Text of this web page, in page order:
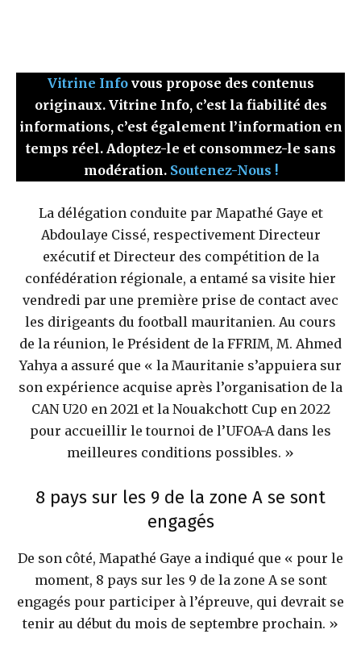
Vitrine Infovous propose des contenus
originaux. Vitrine Info, c’est la fiabilité des
informations, c’est également l’information en
temps réel. Adoptez-le et consommez-le sans
modération. Soutenez-Nous !
La délégation conduite par Mapathé Gaye et
Abdoulaye Cissé, respectivement Directeur
exécutif et Directeur des compétition de la
confédération régionale, a entamé sa visite hier
vendredi par une première prise de contact avec
les dirigeants du football mauritanien. Au cours
de la réunion, le Président de la FFRIM, M. Ahmed
Yahya a assuré que « la Mauritanie s’appuiera sur
son expérience acquise après l’organisation de la
CAN U20 en 2021 et la Nouakchott Cup en 2022
pour accueillir le tournoi de l’UFOA-A dans les
meilleures conditions possibles. »
8 pays sur les 9 de la zone A se sont
engagés
De son côté, Mapathé Gaye a indiqué que « pour le
moment, 8 pays sur les 9 de la zone A se sont
engagés pour participer à l’épreuve, qui devrait se
tenir au début du mois de septembre prochain. »